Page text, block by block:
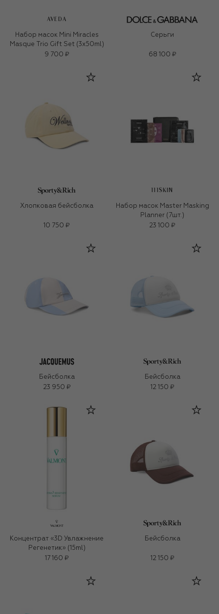
AVEDA
Набор масок Mini Miracles
Masque Trio Gift Set (3x50ml)
9 700 ₽
Серьги
68 100 ₽
Хлопковая бейсболка
10 750 ₽
111SKIN
Набор масок Master Masking
Planner (7шт.)
23 100 ₽
Бейсболка
23 950 ₽
Бейсболка
12 150 ₽
Концентрат «3D Увлажнение
Регенетик» (15ml)
17 160 ₽
Бейсболка
12 150 ₽